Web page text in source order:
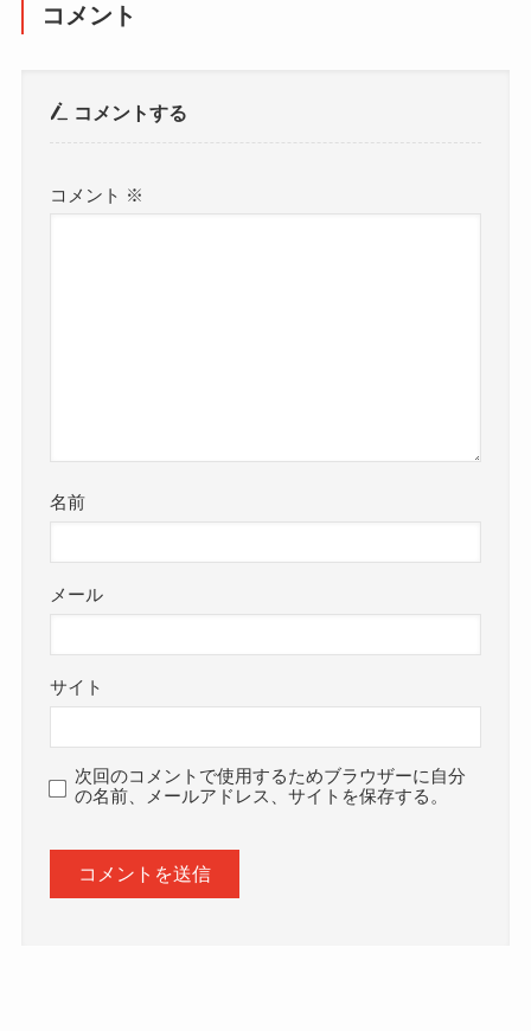
コメント
コメントする
コメント ※
名前
メール
サイト
次回のコメントで使用するためブラウザーに自分
の名前、メールアドレス、サイトを保存する。